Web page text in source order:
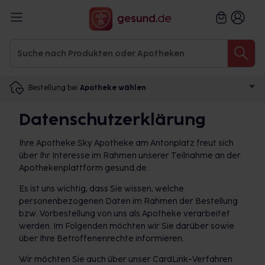
Bestellung bei Apotheke wählen
Datenschutzerklärung
Ihre Apotheke Sky Apotheke am Antonplatz freut sich
über Ihr Interesse im Rahmen unserer Teilnahme an der
Apothekenplattform gesund.de.
Es ist uns wichtig, dass Sie wissen, welche
personenbezogenen Daten im Rahmen der Bestellung
bzw. Vorbestellung von uns als Apotheke verarbeitet
werden. Im Folgenden möchten wir Sie darüber sowie
über Ihre Betroffenenrechte informieren.
Wir möchten Sie auch über unser CardLink-Verfahren